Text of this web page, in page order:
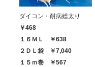
ダイコン・耐病総太り
￥468
１６ＭＬ ￥638
２ＤＬ袋 ￥7,040
１５ｍ巻 ￥567